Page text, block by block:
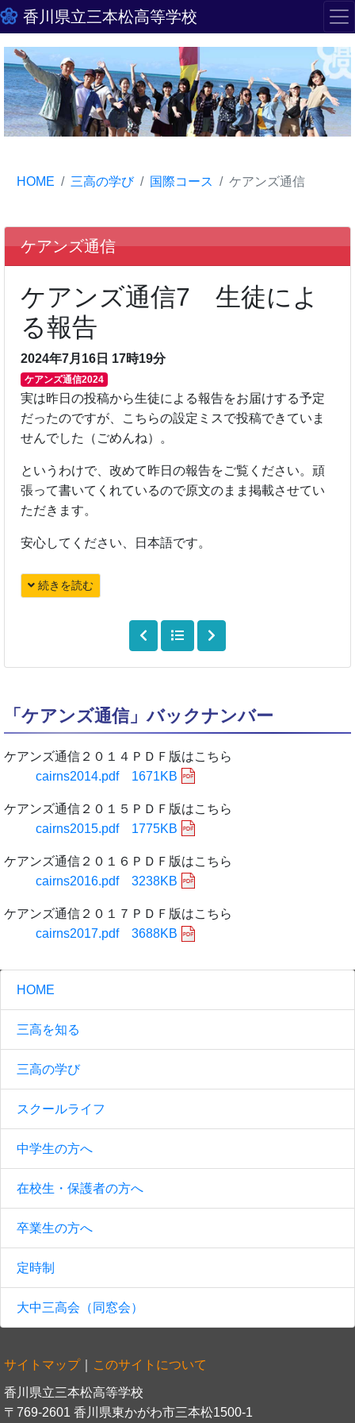
香川県立三本松高等学校
HOME 三高の学び 国際コース ケアンズ通信
ケアンズ通信
ケアンズ通信7 生徒によ
る報告
2024年7月16日 17時19分
ケアンズ通信2024
実は昨日の投稿から生徒による報告をお届けする予定
だったのですが、こちらの設定ミスで投稿できていま
せんでした（ごめんね）。
というわけで、改めて昨日の報告をご覧ください。頑
張って書いてくれているので原文のまま掲載させてい
ただきます。
安心してください、日本語です。
続きを読む
「ケアンズ通信」バックナンバー
ケアンズ通信２０１４ＰＤＦ版はこちら
cairns2014.pdf 1671KB
ケアンズ通信２０１５ＰＤＦ版はこちら
cairns2015.pdf 1775KB
ケアンズ通信２０１６ＰＤＦ版はこちら
cairns2016.pdf 3238KB
ケアンズ通信２０１７ＰＤＦ版はこちら
cairns2017.pdf 3688KB
HOME
三高を知る
三高の学び
スクールライフ
中学生の方へ
在校生・保護者の方へ
卒業生の方へ
定時制
大中三高会（同窓会）
サイトマップ｜ このサイトについて
香川県立三本松高等学校
〒769-2601 香川県東かがわ市三本松1500-1